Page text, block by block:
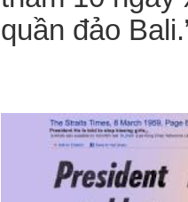
quần đảo